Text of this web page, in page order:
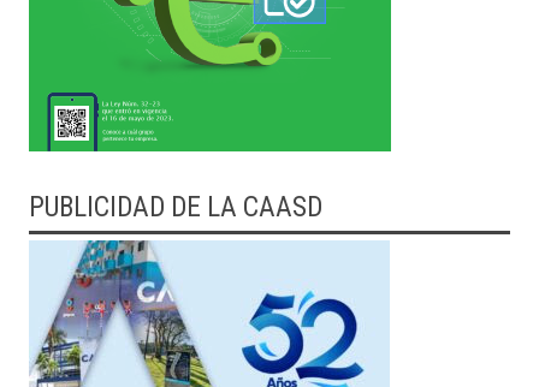
PUBLICIDAD DE LA CAASD